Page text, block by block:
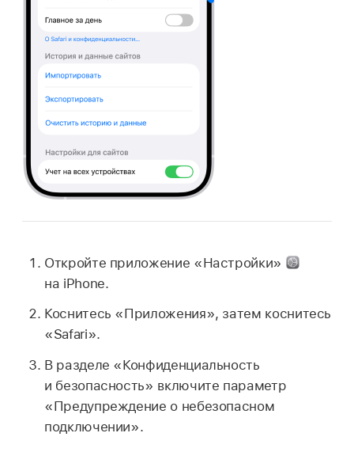
Откройте приложение «Настройки»
на iPhone.
Коснитесь «Приложения», затем коснитесь
«Safari».
В разделе «Конфиденциальность
и безопасность» включите параметр
«Предупреждение о небезопасном
подключении».